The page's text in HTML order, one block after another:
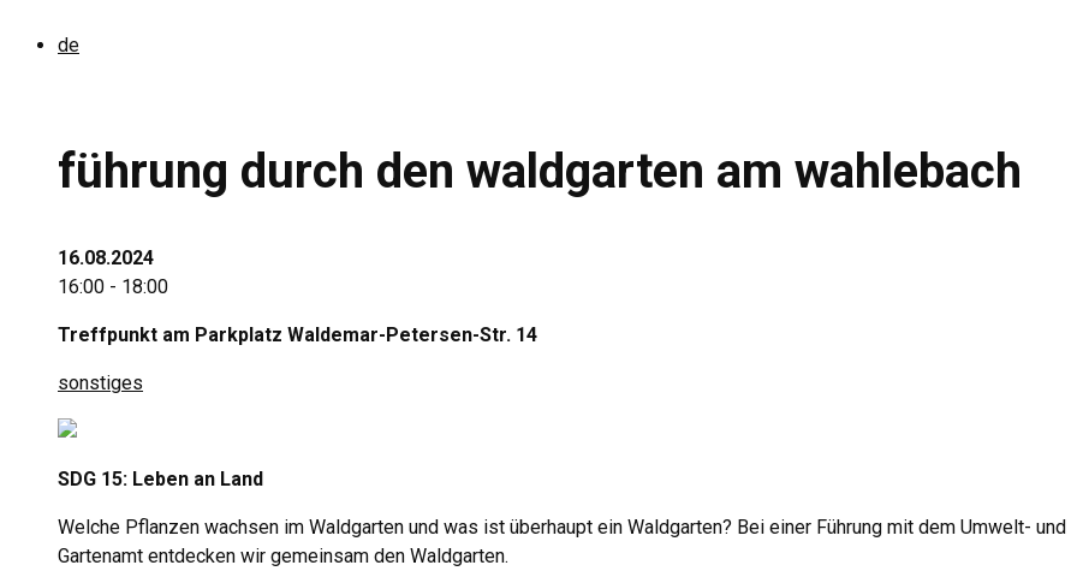
de
führung durch den waldgarten am wahlebach
16.08.2024
16:00 - 18:00
Treffpunkt am Parkplatz Waldemar-Petersen-Str. 14
sonstiges
SDG 15: Leben an Land
Welche Pflanzen wachsen im Waldgarten und was ist überhaupt ein Waldgarten? Bei einer Führung mit dem Umwelt- und
Gartenamt entdecken wir gemeinsam den Waldgarten.